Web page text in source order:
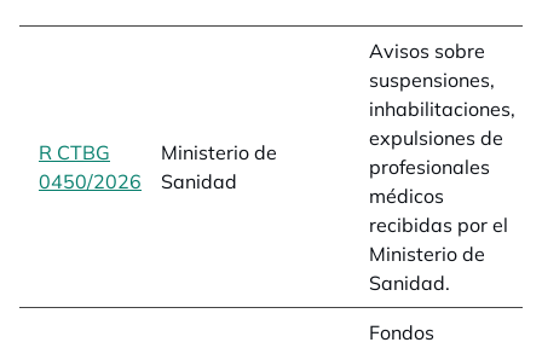
R CTBG
0450/2026 opens in a new tab
Ministerio de
Sanidad
Avisos sobre
suspensiones,
inhabilitaciones,
expulsiones de
profesionales
médicos
recibidas por el
Ministerio de
Sanidad.
Fondos